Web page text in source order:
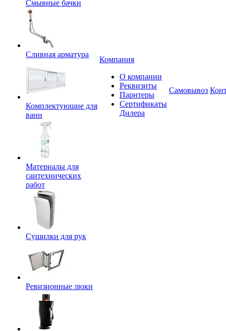
Смывные бачки
Сливная арматура
Комплектующие для
ванн
Материалы для
сантехнических
работ
Сушилки для рук
Ревизионные люки
Компания
О компании
Реквизиты
Парнтеры
Сертификаты
Дилера
Самовывоз